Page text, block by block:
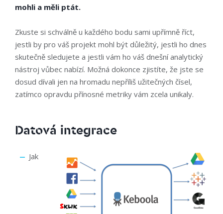
mohli a měli ptát.
Zkuste si schválně u každého bodu sami upřímně říct,
jestli by pro váš projekt mohl být důležitý, jestli ho dnes
skutečně sledujete a jestli vám ho váš dnešní analytický
nástroj vůbec nabízí. Možná dokonce zjistíte, že jste se
dosud dívali jen na hromadu nepříliš užitečných čísel,
zatímco opravdu přínosné metriky vám zcela unikaly.
Datová integrace
Jak